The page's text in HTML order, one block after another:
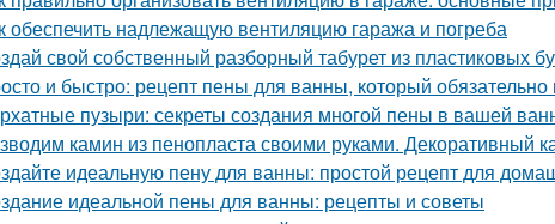
обеспечить надлежащую вентиляцию гаража и погреба
свой собственный разборный табурет из пластиковых
и быстро: рецепт пены для ванны, который обязательно
пузыри: секреты создания многой пены в вашей
камин из пенопласта своими руками. Декоративный
идеальную пену для ванны: простой рецепт для
идеальной пены для ванны: рецепты и советы